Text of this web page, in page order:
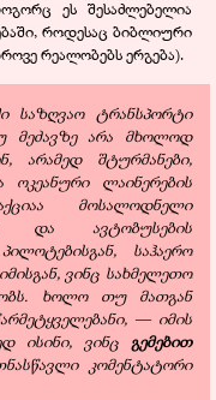
ეს შესაძლებელია
როდესაც ბიბლიური
რეალობებს ერგება).
საზღვაო ტრანსპორტი
არა მხოლოდ
არამედ შტურმანები,
ოკეანური ლაინერების
მოსალოდნელი
და ავტობუსების
საჰაერო
ვინც სახმელეთო
ხოლო თუ მათგან
— იმის
ისინი, ვინც გემებით
კომენტატორი